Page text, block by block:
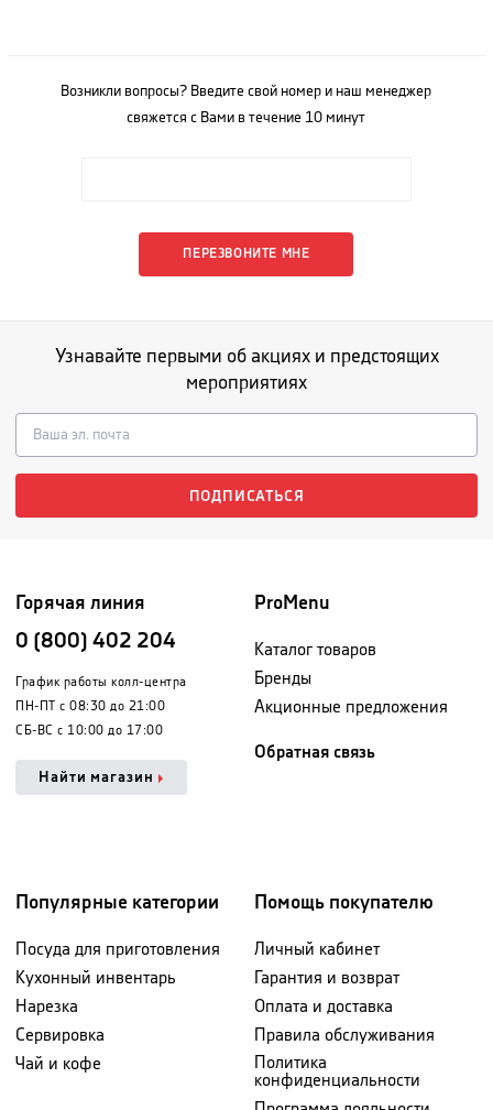
Возникли вопросы? Введите свой номер и наш менеджер
свяжется с Вами в течение 10 минут
ПЕРЕЗВОНИТЕ МНЕ
Узнавайте первыми об акциях и предстоящих
мероприятиях
ПОДПИСАТЬСЯ
Горячая линия
0 (800) 402 204
График работы колл-центра
ПН-ПТ с 08:30 до 21:00
СБ-ВС с 10:00 до 17:00
Найти магазин
ProMenu
Каталог товаров
Бренды
Акционные предложения
Обратная связь
Популярные категории
Посуда для приготовления
Кухонный инвентарь
Нарезка
Сервировка
Чай и кофе
Помощь покупателю
Личный кабинет
Гарантия и возврат
Оплата и доставка
Правила обслуживания
Политика
конфиденциальности